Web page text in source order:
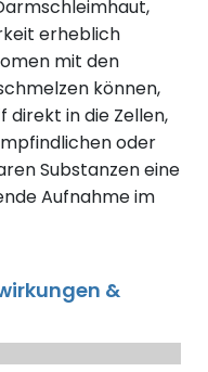
erheblich
mit den
können,
in die Zellen,
oder
Substanzen eine
Aufnahme im
&